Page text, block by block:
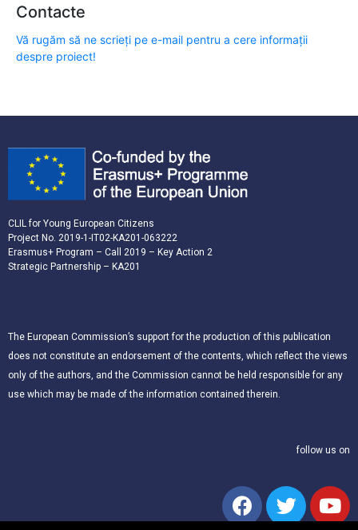
Contacte
Vă rugăm să ne scrieți pe e-mail pentru a cere informații
despre proiect!
CLIL for Young European Citizens
Project No. 2019-1-IT02-KA201-063222
Erasmus+ Program – Call 2019 – Key Action 2
Strategic Partnership – KA201
The European Commission’s support for the production of this publication
does not constitute an endorsement of the contents, which reflect the views
only of the authors, and the Commission cannot be held responsible for any
use which may be made of the information contained therein.
follow us on